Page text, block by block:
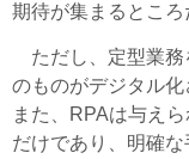
期待が集まるところ
ただし、定型業務
のものがデジタル化
また、RPAは与え
だけであり、明確